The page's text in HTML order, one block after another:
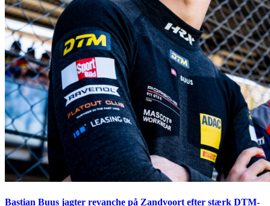
Bastian Buus jagter revanche på Zandvoort efter stærk DTM-